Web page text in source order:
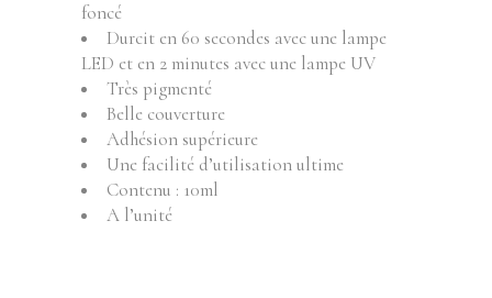
foncé
Durcit en 60 secondes avec une lampe
LED et en 2 minutes avec une lampe UV
Très pigmenté
Belle couverture
Adhésion supérieure
Une facilité d’utilisation ultime
Contenu : 10ml
A l’unité